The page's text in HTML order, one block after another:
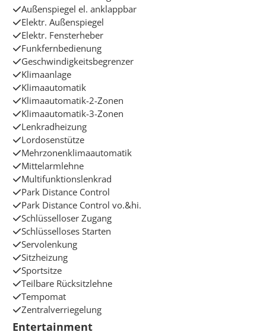
Außenspiegel el. anklappbar
Elektr. Außenspiegel
Elektr. Fensterheber
Funkfernbedienung
Geschwindigkeitsbegrenzer
Klimaanlage
Klimaautomatik
Klimaautomatik-2-Zonen
Klimaautomatik-3-Zonen
Lenkradheizung
Lordosenstütze
Mehrzonenklimaautomatik
Mittelarmlehne
Multifunktionslenkrad
Park Distance Control
Park Distance Control vo.&hi.
Schlüsselloser Zugang
Schlüsselloses Starten
Servolenkung
Sitzheizung
Sportsitze
Teilbare Rücksitzlehne
Tempomat
Zentralverriegelung
Entertainment